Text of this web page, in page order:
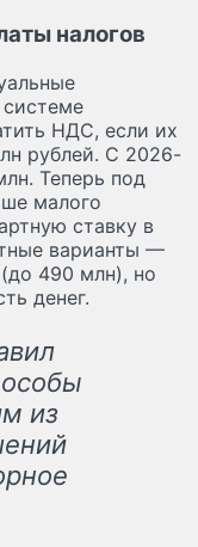
налогов
НДС, если их
рублей. С 2026-
Теперь под
малого
ставку в
варианты —
490 млн), но
денег.
из